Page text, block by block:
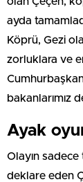
ayda
Köprü, Gezi
zorluklara ve
bakanlarımız
Ayak
Olayın
deklare eden